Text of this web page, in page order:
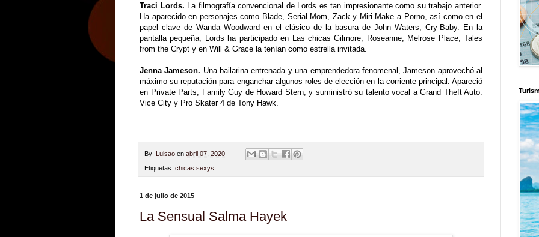
Traci Lords. La filmografía convencional de Lords es tan impresionante como su trabajo anterior.
Ha aparecido en personajes como Blade, Serial Mom, Zack y Miri Make a Porno, así como en el
papel clave de Wanda Woodward en el clásico de la basura de John Waters, Cry-Baby. En la
pantalla pequeña, Lords ha participado en Las chicas Gilmore, Roseanne, Melrose Place, Tales
from the Crypt y en Will & Grace la tenían como estrella invitada.
Jenna Jameson. Una bailarina entrenada y una emprendedora fenomenal, Jameson aprovechó al
máximo su reputación para enganchar algunos roles de elección en la corriente principal. Apareció
en Private Parts, Family Guy de Howard Stern, y suministró su talento vocal a Grand Theft Auto:
Vice City y Pro Skater 4 de Tony Hawk.
By Luisao en abril 07, 2020
Etiquetas: chicas sexys
1 de julio de 2015
La Sensual Salma Hayek